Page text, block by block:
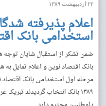
۲۲ اردیبهشت ۱۳۸۹
اعلام پذیرفته
استخدامی بانک
ضمن تشکر از استقبال شایان توجه
بانک اقتصاد نوین و اعلام تمایل به
مرحله اول استخدامی بانک
۱۳۸۹ بانک انتخاب گردیدند